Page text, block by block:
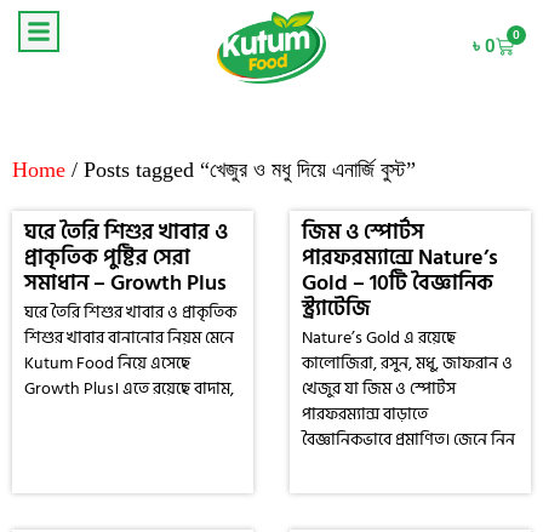
৳ 0
0
Home / Posts tagged “খেজুর ও মধু দিয়ে এনার্জি বুস্ট”
ঘরে তৈরি শিশুর খাবার ও
প্রাকৃতিক পুষ্টির সেরা
সমাধান – Growth Plus
ঘরে তৈরি শিশুর খাবার ও প্রাকৃতিক
শিশুর খাবার বানানোর নিয়ম মেনে
Kutum Food নিয়ে এসেছে
Growth Plus। এতে রয়েছে বাদাম,
জিম ও স্পোর্টস
পারফরম্যান্সে Nature’s
Gold – 10টি বৈজ্ঞানিক
স্ট্র্যাটেজি
Nature’s Gold এ রয়েছে
কালোজিরা, রসুন, মধু, জাফরান ও
খেজুর যা জিম ও স্পোর্টস
পারফরম্যান্স বাড়াতে
বৈজ্ঞানিকভাবে প্রমাণিত। জেনে নিন